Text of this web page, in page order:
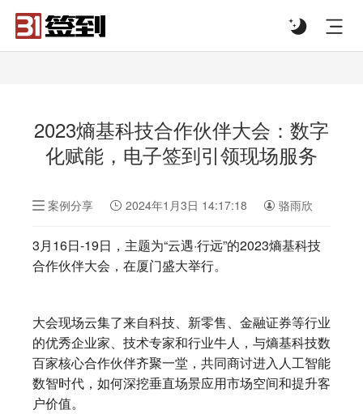
2023熵基科技合作伙伴大会：数字
化赋能，电子签到引领现场服务
案例分享 2024年1月3日 14:17:18 骆雨欣
3月16日-19日，主题为“云遇·行远”的2023熵基科技
合作伙伴大会，在厦门盛大举行。
大会现场云集了来自科技、新零售、金融证券等行业
的优秀企业家、技术专家和行业牛人，与熵基科技数
百家核心合作伙伴齐聚一堂，共同商讨进入人工智能
数智时代，如何深挖垂直场景应用市场空间和提升客
户价值。